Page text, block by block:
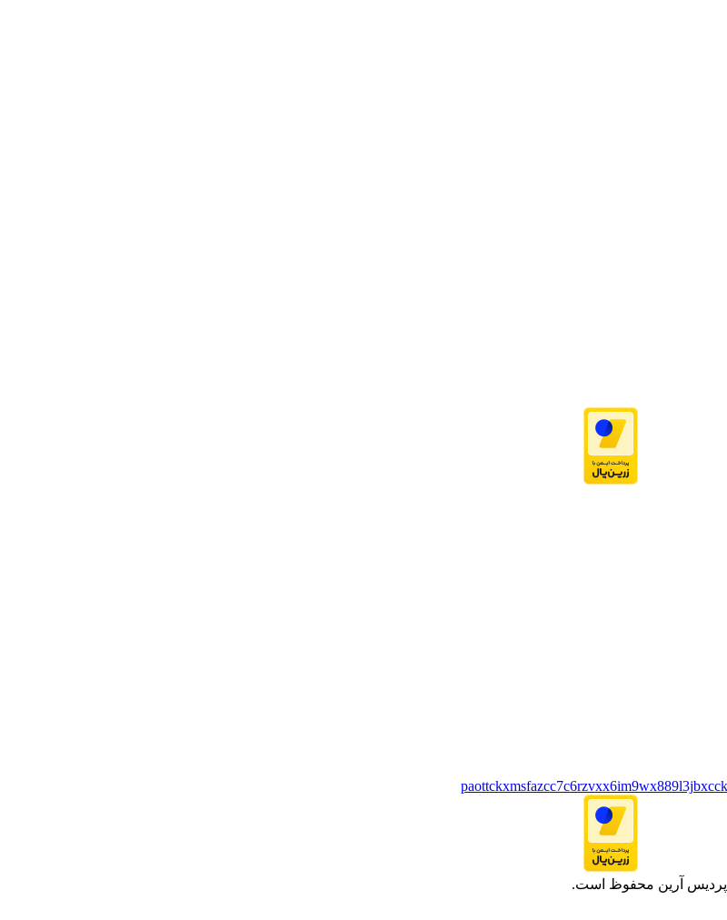
پردیس آرین محفوظ است.